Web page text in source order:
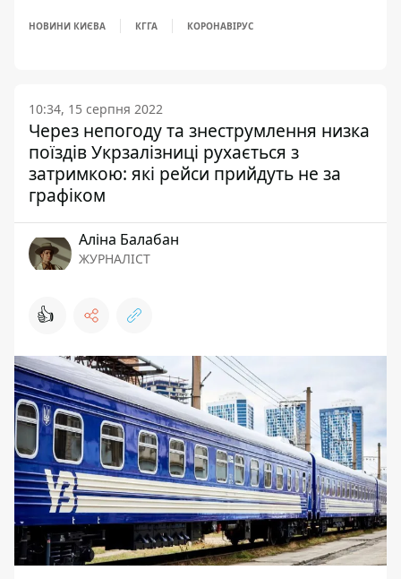
НОВИНИ КИЄВА КГГА КОРОНАВІРУС
10:34, 15 серпня 2022
Через непогоду та знеструмлення низка
поїздів Укрзалізниці рухається з
затримкою: які рейси прийдуть не за
графіком
Аліна Балабан
ЖУРНАЛІСТ
👍